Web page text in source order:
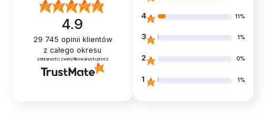
4.9
29 745 opinii klientów
z całego okresu
zebranych i zweryfikowanych przez
4 11%
3 1%
2 0%
1 1%